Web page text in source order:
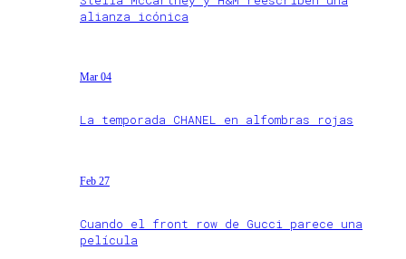
alianza icónica
Mar 04
La temporada CHANEL en alfombras rojas
Feb 27
Cuando el front row de Gucci parece una
película